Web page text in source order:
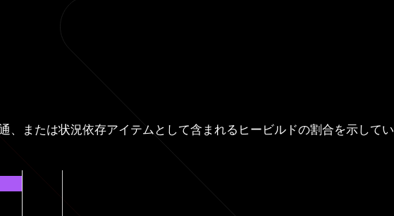
、または状況依存アイテムとして含まれるヒービルドの割合を示してい